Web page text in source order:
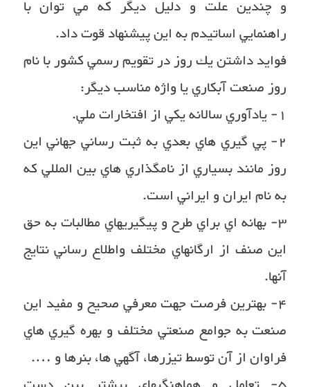
و چندين علت و دليل ديگر كه مي توان با
راهنمايي اساتيدم به اين پيشنهاد قوت داد.
فوايد داشتن يك روز در تقويم رسمي كشور با نام
روز صنعت آبكاري يا واژه مناسب ديگر:
١- يادآوري سالانه يكي از افتخارات ملي.
٢- پي گيري هاي بعدي به ثبت رساني جهاني اين
روز مانند بسياري از نامگذاري هاي بين المللي كه
به نام ايران و ايراني است.
٣- بهانه اي براي طرح و پيگيريهاي مطالبات به حق
اين صنف از ارگانهاي مختلف واطلاع رساني نتايج
آنها.
٤- بهترين فرصت جهت معرفي صحيح و مفيد اين
صنعت به جوامع صنعتي مختلف و بهره گيري هاي
فراوان از آن توسط تيزرها، آگهي ها، بنرها و ….